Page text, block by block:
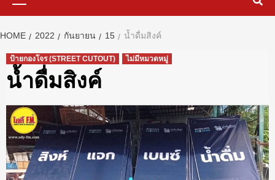
HOME 2022 กันยายน 15 น้ำดื่มสิงค์
ป้ายกองโจร (STREET CUTOUT) ไม่มีหมวดหมู่
น้ำดื่มสิงค์